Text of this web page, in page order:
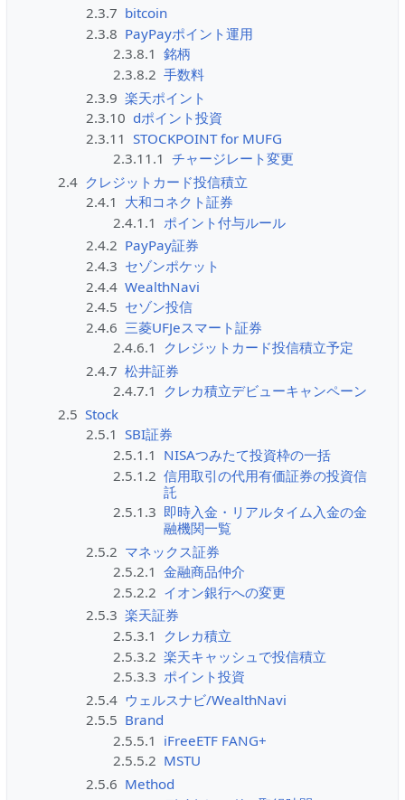
2.3.7 bitcoin
2.3.8 PayPayポイント運用
2.3.8.1 銘柄
2.3.8.2 手数料
2.3.9 楽天ポイント
2.3.10 dポイント投資
2.3.11 STOCKPOINT for MUFG
2.3.11.1 チャージレート変更
2.4 クレジットカード投信積立
2.4.1 大和コネクト証券
2.4.1.1 ポイント付与ルール
2.4.2 PayPay証券
2.4.3 セゾンポケット
2.4.4 WealthNavi
2.4.5 セゾン投信
2.4.6 三菱UFJeスマート証券
2.4.6.1
クレジットカード投信積立予定
2.4.7 松井証券
2.4.7.1
クレカ積立デビューキャンペーン
2.5 Stock
2.5.1 SBI証券
2.5.1.1 NISAつみたて投資枠の一括
2.5.1.2 信用取引の代用有価証券の投資信
託
2.5.1.3 即時入金・リアルタイム入金の金
融機関一覧
2.5.2 マネックス証券
2.5.2.1 金融商品仲介
2.5.2.2 イオン銀行への変更
2.5.3 楽天証券
2.5.3.1
クレカ積立
2.5.3.2 楽天キャッシュで投信積立
2.5.3.3 ポイント投資
2.5.4 ウェルスナビ/WealthNavi
2.5.5 Brand
2.5.5.1 iFreeETF FANG+
2.5.5.2 MSTU
2.5.6 Method